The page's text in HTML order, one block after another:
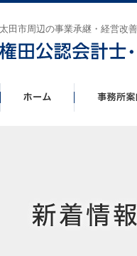
太田市周辺の事業承継・経営改